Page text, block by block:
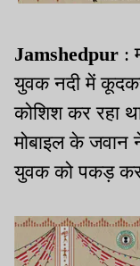
Jamshedpur :
युवक नदी में
कोशिश कर रहा
मोबाइल के जवान
युवक को पकड़ कर